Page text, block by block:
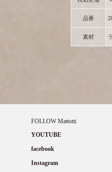
品番
素材
FOLLOW Mattotti
YOUTUBE
facebook
Instagram